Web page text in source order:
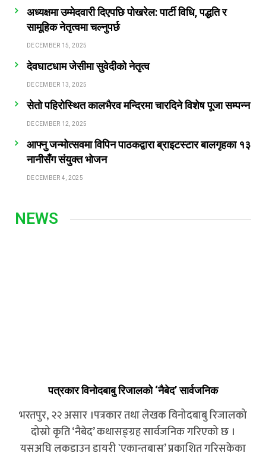
अध्यक्षमा उम्मेदवारी दिएपछि पोखरेल: पार्टी विधि, पद्धति र
सामूहिक नेतृत्वमा चल्नुपर्छ
DECEMBER 15, 2025
देवघाटधाम जेसीमा सुवेदीको नेतृत्व
DECEMBER 13, 2025
सेतो पहिरोस्थित कालभैरव मन्दिरमा चारदिने विशेष पूजा सम्पन्न
DECEMBER 12, 2025
आफ्नु जन्मोत्सवमा विपिन पाठकद्वारा ब्राइटस्टार बालगृहका १३
नानीसँग संयुक्त भोजन
DECEMBER 4, 2025
NEWS
पत्रकार विनोदबाबु रिजालको ‘नैबेद’ सार्वजनिक
भरतपुर, २२ असार ।पत्रकार तथा लेखक विनोदबाबु रिजालको
दोस्रो कृति ‘नैबेद’ कथासङ्ग्रह सार्वजनिक गरिएको छ ।
यसअघि लकडाउन डायरी `एकान्तबास’ प्रकाशित गरिसकेका